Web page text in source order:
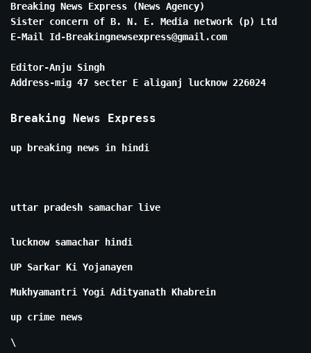
Breaking News Express (News Agency)
Sister concern of B. N. E. Media network (p) Ltd
E-Mail Id-Breakingnewsexpress@gmail.com
Editor-Anju Singh
Address-mig 47 secter E aliganj lucknow 226024
Breaking News Express
up breaking news in hindi
uttar pradesh samachar live
lucknow samachar hindi
UP Sarkar Ki Yojanayen
Mukhyamantri Yogi Adityanath Khabrein
up crime news
\